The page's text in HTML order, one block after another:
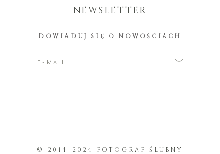
NEWSLETTER
DOWIADUJ SIĘ O NOWOŚCIACH
© 2014-2024 FOTOGRAF ŚLUBNY